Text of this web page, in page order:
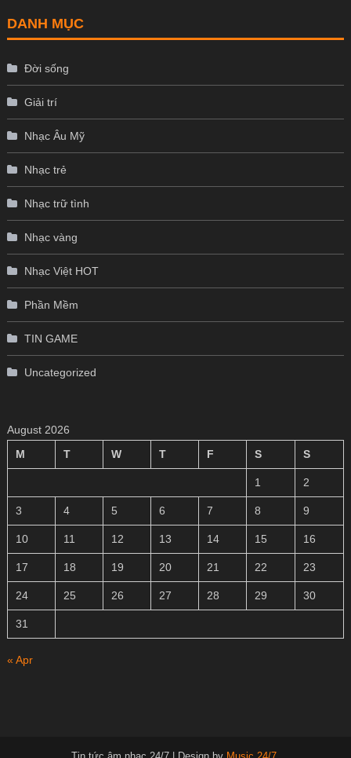
DANH MỤC
Đời sống
Giải trí
Nhạc Âu Mỹ
Nhạc trẻ
Nhạc trữ tình
Nhạc vàng
Nhạc Việt HOT
Phần Mềm
TIN GAME
Uncategorized
August 2026
M
T W T F S S
1 2
3 4 5 6 7 8 9
10 11 12 13 14 15 16
17 18 19 20 21 22 23
24 25 26 27 28 29 30
31
« Apr